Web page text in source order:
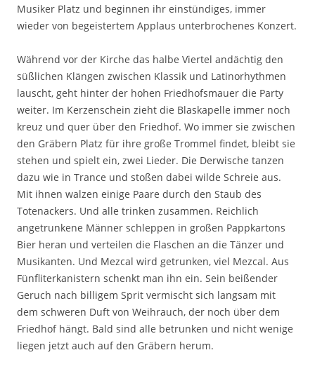
Musiker Platz und beginnen ihr einstündiges, immer
wieder von begeistertem Applaus unterbrochenes Konzert.
Während vor der Kirche das halbe Viertel andächtig den
süßlichen Klängen zwischen Klassik und Latinorhythmen
lauscht, geht hinter der hohen Friedhofsmauer die Party
weiter. Im Kerzenschein zieht die Blaskapelle immer noch
kreuz und quer über den Friedhof. Wo immer sie zwischen
den Gräbern Platz für ihre große Trommel findet, bleibt sie
stehen und spielt ein, zwei Lieder. Die Derwische tanzen
dazu wie in Trance und stoßen dabei wilde Schreie aus.
Mit ihnen walzen einige Paare durch den Staub des
Totenackers. Und alle trinken zusammen. Reichlich
angetrunkene Männer schleppen in großen Pappkartons
Bier heran und verteilen die Flaschen an die Tänzer und
Musikanten. Und Mezcal wird getrunken, viel Mezcal. Aus
Fünfliterkanistern schenkt man ihn ein. Sein beißender
Geruch nach billigem Sprit vermischt sich langsam mit
dem schweren Duft von Weihrauch, der noch über dem
Friedhof hängt. Bald sind alle betrunken und nicht wenige
liegen jetzt auch auf den Gräbern herum.